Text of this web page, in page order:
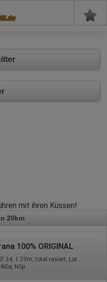
mit ihren Küssen!
20km
100% ORIGINAL
TS, 28 Jahre, 75D, KF 34, 1.70m, total rasiert, Latina
NSp